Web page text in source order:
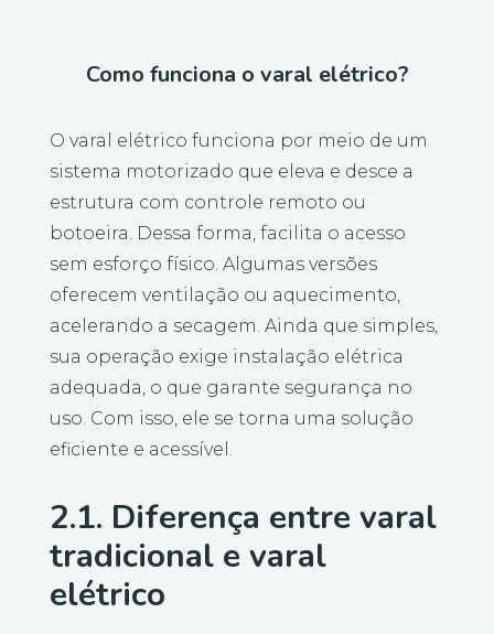
Como funciona o varal elétrico?
O varal elétrico funciona por meio de um
sistema motorizado que eleva e desce a
estrutura com controle remoto ou
botoeira. Dessa forma, facilita o acesso
sem esforço físico. Algumas versões
oferecem ventilação ou aquecimento,
acelerando a secagem. Ainda que simples,
sua operação exige instalação elétrica
adequada, o que garante segurança no
uso. Com isso, ele se torna uma solução
eficiente e acessível.
2.1. Diferença entre varal
tradicional e varal
elétrico